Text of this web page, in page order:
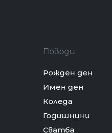
Поводи
Рожден ден
Имен ден
Коледа
Годишнини
Сватба